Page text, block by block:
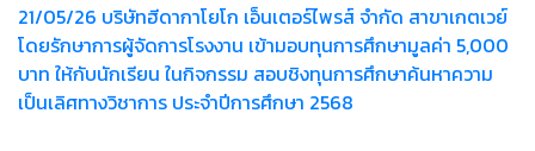
21/05/26 บริษัทฮีดากาโยโก เอ็นเตอร์ไพรส์ จำกัด สาขาเกตเวย์
โดยรักษาการผู้จัดการโรงงาน เข้ามอบทุนการศึกษามูลค่า 5,000
บาท ให้กับนักเรียน ในกิจกรรม สอบชิงทุนการศึกษาค้นหาความ
เป็นเลิศทางวิชาการ ประจำปีการศึกษา 2568